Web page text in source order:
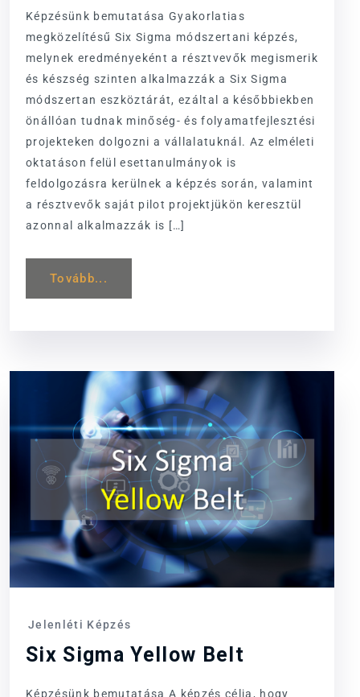
Képzésünk bemutatása Gyakorlatias
megközelítésű Six Sigma módszertani képzés,
melynek eredményeként a résztvevők megismerik
és készség szinten alkalmazzák a Six Sigma
módszertan eszköztárát, ezáltal a későbbiekben
önállóan tudnak minőség- és folyamatfejlesztési
projekteken dolgozni a vállalatuknál. Az elméleti
oktatáson felül esettanulmányok is
feldolgozásra kerülnek a képzés során, valamint
a résztvevők saját pilot projektjükön keresztül
azonnal alkalmazzák is […]
Tovább...
Jelenléti Képzés
Six Sigma Yellow Belt
Képzésünk bemutatása A képzés célja, hogy